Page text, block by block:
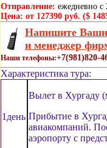
Отправление: ежедневно с
Цена: от 127390 руб. ($
Напишите
и менеджер
Наши телефоны:+7(981)820-
Характеристика тура:
1день
Вылет в Хургаду
Прибытие в
авиакомпаний.
аэропорту с